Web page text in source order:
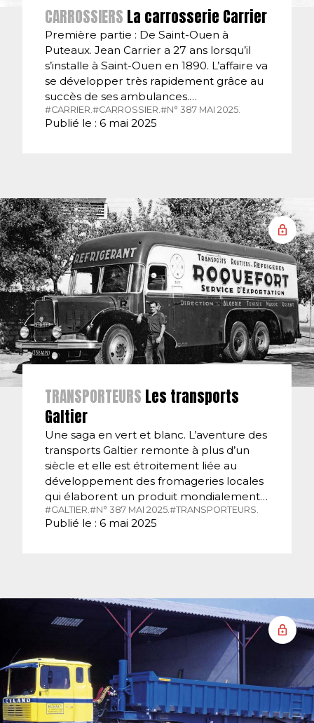
CARROSSIERS La carrosserie Carrier
Première partie : De Saint-Ouen à
Puteaux. Jean Carrier a 27 ans lorsqu’il
s’installe à Saint-Ouen en 1890. L’affaire va
se développer très rapidement grâce au
succès de ses ambulances.…
#CARRIER.#CARROSSIER.#N° 387 MAI 2025.
Publié le : 6 mai 2025
TRANSPORTEURS Les transports
Galtier
Une saga en vert et blanc. L’aventure des
transports Galtier remonte à plus d’un
siècle et elle est étroitement liée au
développement des fromageries locales
qui élaborent un produit mondialement…
#GALTIER.#N° 387 MAI 2025.#TRANSPORTEURS.
Publié le : 6 mai 2025